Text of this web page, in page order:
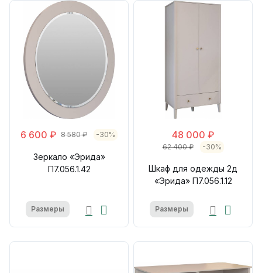
6 600 ₽ 8 580 ₽ -30%
Зеркало «Эрида»
П7.056.1.42
Размеры
48 000 ₽
62 400 ₽ -30%
Шкаф для одежды 2д
«Эрида» П7.056.1.12
Размеры